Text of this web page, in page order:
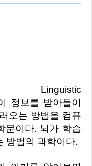
Linguistic
정보를 받아들이
오는 방법을 컴퓨
문이다. 뇌가 학습
방법의 과학이다.